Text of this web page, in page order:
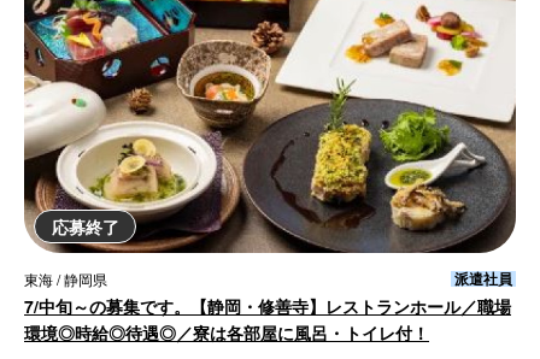
応募終了
東海 / 静岡県 派遣社員
7/中旬～の募集です。【静岡・修善寺】レストランホール／職場
環境◎時給◎待遇◎／寮は各部屋に風呂・トイレ付！